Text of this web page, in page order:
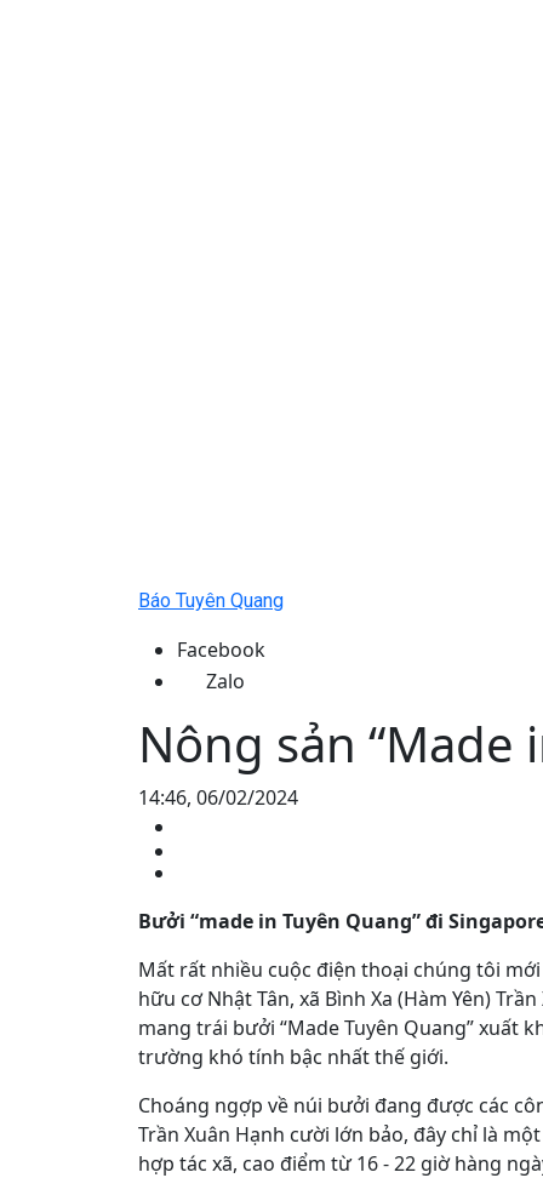
Báo Tuyên Quang
Facebook
Zalo
Nông sản “Made
14:46, 06/02/2024
Bưởi “made in Tuyên Quang” đi
Mất rất nhiều cuộc điện thoại chúng tôi
hữu cơ Nhật Tân, xã Bình Xa (Hàm Yên)
mang trái bưởi “Made Tuyên Quang”
trường khó tính bậc nhất thế giới.
Choáng ngợp về núi bưởi đang được các
Trần Xuân Hạnh cười lớn bảo, đây chỉ là
hợp tác xã, cao điểm từ 16 - 22 giờ hàng